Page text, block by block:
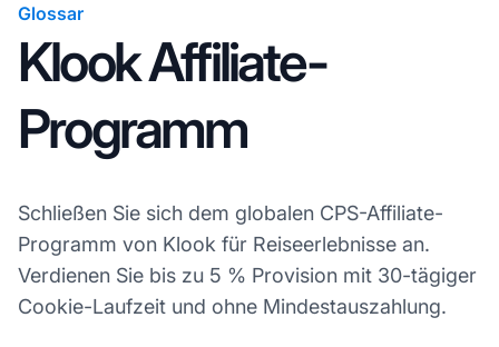
Glossar
Klook Affiliate-
Programm
Schließen Sie sich dem globalen CPS-Affiliate-
Programm von Klook für Reiseerlebnisse an.
Verdienen Sie bis zu 5 % Provision mit 30-tägiger
Cookie-Laufzeit und ohne Mindestauszahlung.